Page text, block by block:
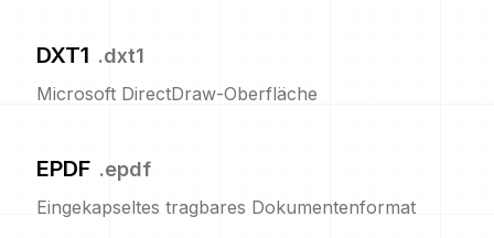
DXT1 .dxt1
Microsoft DirectDraw-Oberfläche
EPDF .epdf
Eingekapseltes tragbares Dokumentenformat